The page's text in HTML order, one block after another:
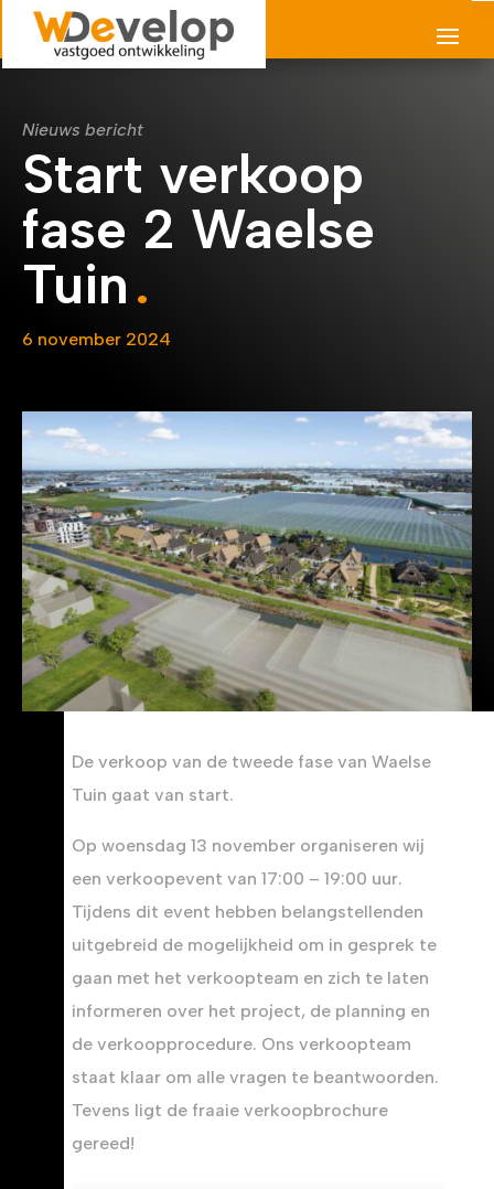
Nieuws bericht
Start verkoop
fase 2 Waelse
Tuin
6 november 2024
De verkoop van de tweede fase van Waelse
Tuin gaat van start.
Op woensdag 13 november organiseren wij
een verkoopevent van 17:00 – 19:00 uur.
Tijdens dit event hebben belangstellenden
uitgebreid de mogelijkheid om in gesprek te
gaan met het verkoopteam en zich te laten
informeren over het project, de planning en
de verkoopprocedure. Ons verkoopteam
staat klaar om alle vragen te beantwoorden.
Tevens ligt de fraaie verkoopbrochure
gereed!